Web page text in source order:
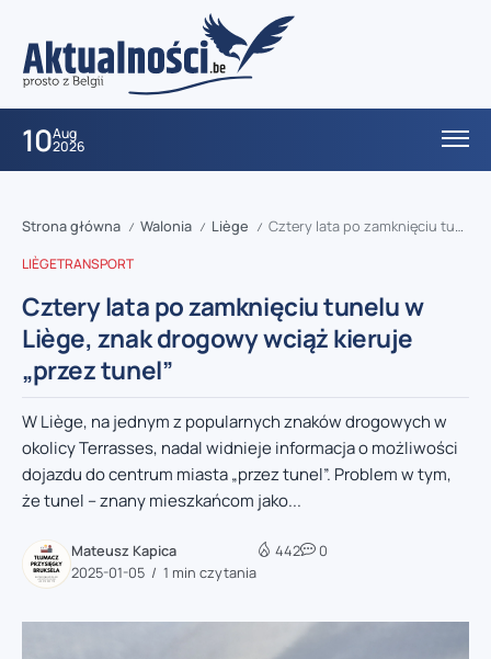
10Aug
2026
Strona główna / Walonia / Liège / Cztery lata po zamknięciu tunelu w Liège, znak drogowy wciąż kieruje „przez tunel”
LIÈGETRANSPORT
Cztery lata po zamknięciu tunelu w
Liège, znak drogowy wciąż kieruje
„przez tunel”
W Liège, na jednym z popularnych znaków drogowych w
okolicy Terrasses, nadal widnieje informacja o możliwości
dojazdu do centrum miasta „przez tunel”. Problem w tym,
że tunel – znany mieszkańcom jako...
Mateusz Kapica
2025-01-05
1 min czytania
442 0